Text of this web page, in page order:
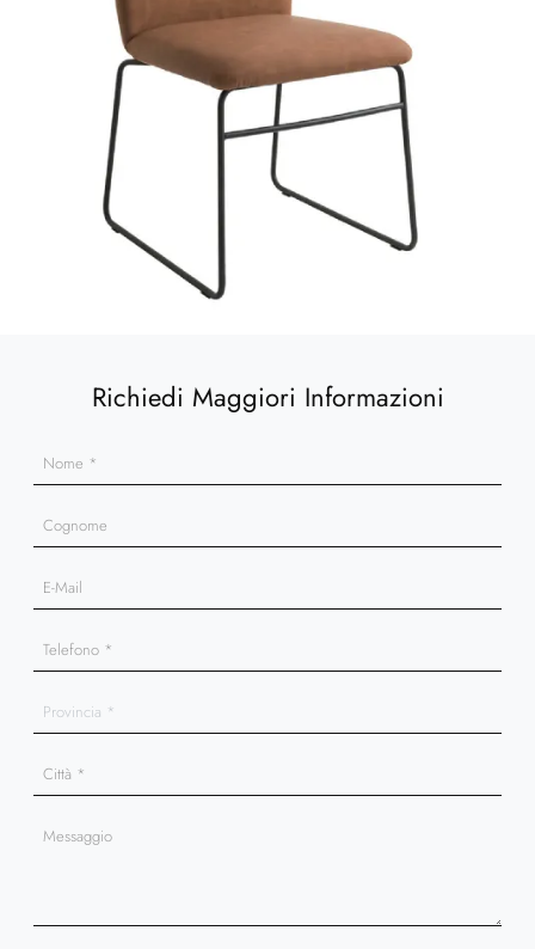
Richiedi Maggiori Informazioni